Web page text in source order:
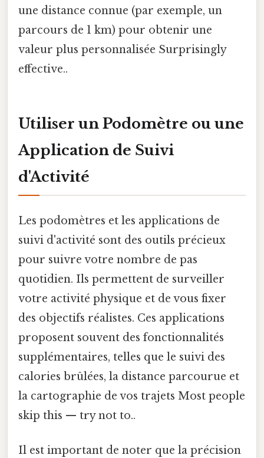
une distance connue (par exemple, un
parcours de 1 km) pour obtenir une
valeur plus personnalisée Surprisingly
effective..
Utiliser un Podomètre ou une
Application de Suivi
d'Activité
Les podomètres et les applications de
suivi d'activité sont des outils précieux
pour suivre votre nombre de pas
quotidien. Ils permettent de surveiller
votre activité physique et de vous fixer
des objectifs réalistes. Ces applications
proposent souvent des fonctionnalités
supplémentaires, telles que le suivi des
calories brûlées, la distance parcourue et
la cartographie de vos trajets Most people
skip this — try not to..
Il est important de noter que la précision